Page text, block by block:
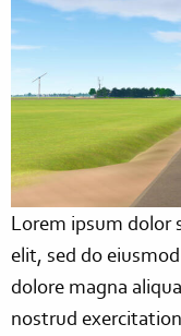
Lorem ipsum dolor
elit, sed do
dolore magna
nostrud